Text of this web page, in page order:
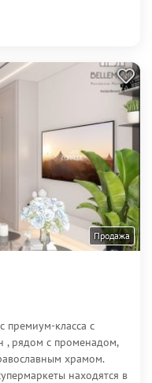
Продажа
премиум-класса с
, рядом с променадом,
храмом.
находятся в